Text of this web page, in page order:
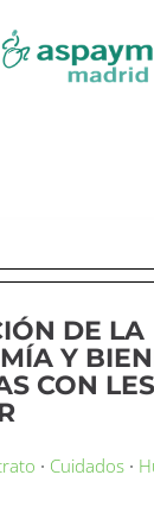
DE LA
Y
CON
· Cuidados ·